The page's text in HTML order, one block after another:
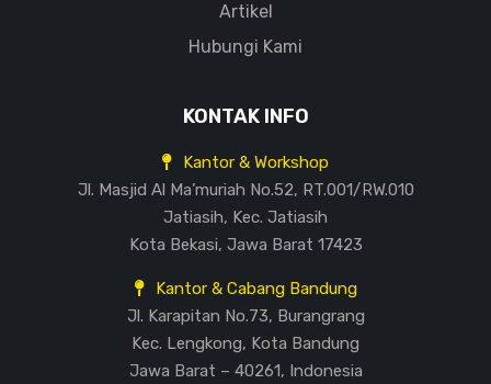
Artikel
Hubungi Kami
KONTAK INFO
Kantor & Workshop
Jl. Masjid Al Ma’muriah No.52, RT.001/RW.010
Jatiasih, Kec. Jatiasih
Kota Bekasi, Jawa Barat 17423
Kantor & Cabang Bandung
Jl. Karapitan No.73, Burangrang
Kec. Lengkong, Kota Bandung
Jawa Barat – 40261, Indonesia